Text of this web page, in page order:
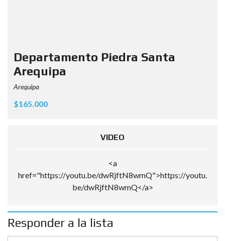
Departamento Piedra Santa
Arequipa
Arequipa
$165.000
VIDEO
<a
href="https://youtu.be/dwRjftN8wmQ">https://youtu.
be/dwRjftN8wmQ</a>
Responder a la lista